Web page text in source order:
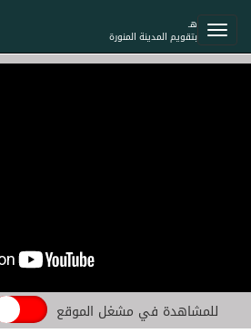
هـ
بتقويم المدينة المنورة
للمشاهدة في مشغل الموقع